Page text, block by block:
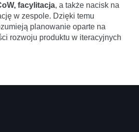
facylitacja, a także nacisk na
w zespole. Dzięki temu
planowanie oparte na
rozwoju produktu w iteracyjnych